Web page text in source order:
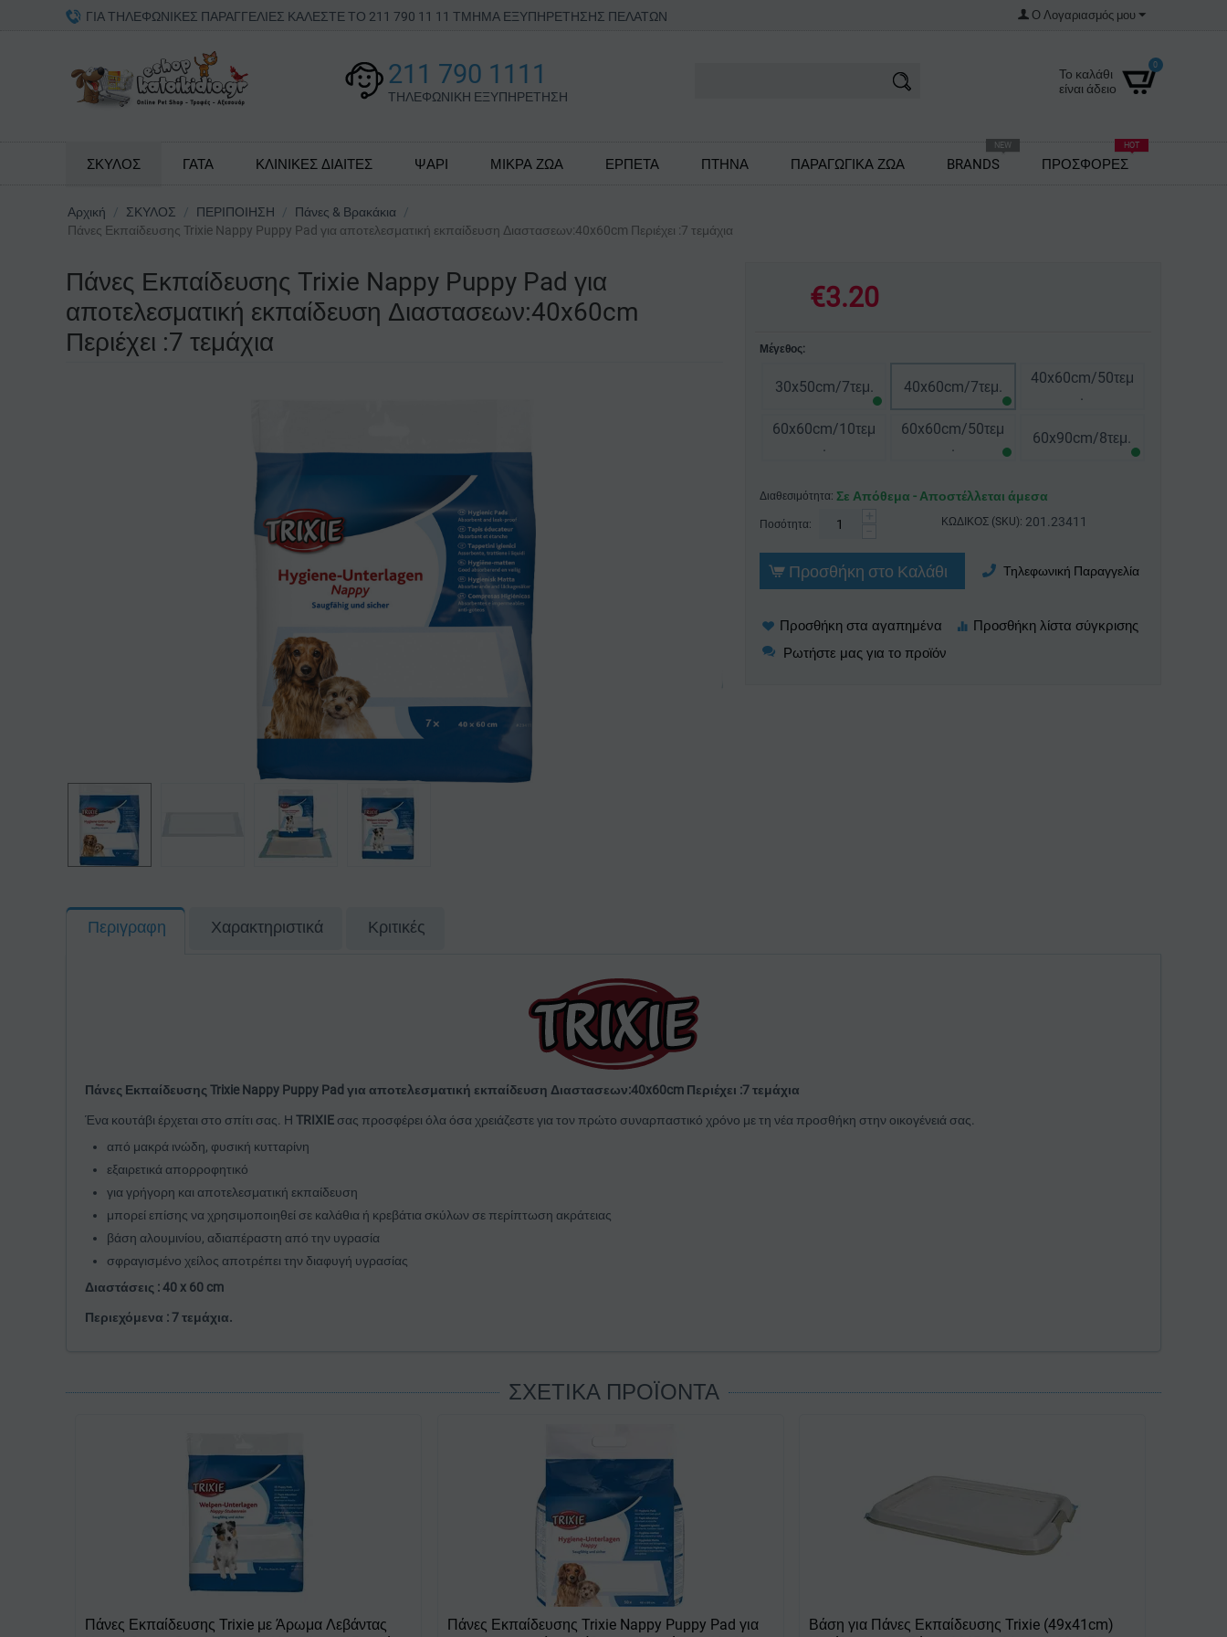
ΓΙΑ ΤΗΛΕΦΩΝΙΚΕΣ ΠΑΡΑΓΓΕΛΙΕΣ ΚΑΛΕΣΤΕ ΤΟ 211 790 11 11 ΤΜΗΜΑ ΕΞΥΠΗΡΕΤΗΣΗΣ ΠΕΛΑΤΩΝ Ο Λογαριασμός μου
211 790 1111
ΤΗΛΕΦΩΝΙΚΗ ΕΞΥΠΗΡΕΤΗΣΗ
Το καλάθι
είναι άδειο
0
ΣΚΥΛΟΣ ΓΑΤΑ ΚΛΙΝΙΚΕΣ ΔΙΑΙΤΕΣ ΨΑΡΙ ΜΙΚΡΑ ΖΩΑ ΕΡΠΕΤΑ ΠΤΗΝΑ ΠΑΡΑΓΩΓΙΚΑ ΖΩΑ BRANDS
NEW
ΠΡΟΣΦΟΡΕΣ
HOT
Αρχική / ΣΚΥΛΟΣ / ΠΕΡΙΠΟΙΗΣΗ / Πάνες & Βρακάκια /
Πάνες Εκπαίδευσης Trixie Nappy Puppy Pad για αποτελεσματική εκπαίδευση Διαστασεων:40x60cm Περιέχει :7 τεμάχια
Πάνες Εκπαίδευσης Trixie Nappy Puppy Pad για
αποτελεσματική εκπαίδευση Διαστασεων:40x60cm
Περιέχει :7 τεμάχια
€3.20
Μέγεθος:
30x50cm/7τεμ. 40x60cm/7τεμ.
40x60cm/50τεμ
.
60x60cm/10τεμ
.
60x60cm/50τεμ
.
60x90cm/8τεμ.
Διαθεσιμότητα: Σε Απόθεμα - Αποστέλλεται άμεσα
ΚΩΔΙΚΟΣ (SKU): 201.23411
Ποσότητα:
Προσθήκη στο Καλάθι Τηλεφωνική Παραγγελία
Ρωτήστε μας για το προϊόν
Περιγραφη Χαρακτηριστικά Κριτικές
Πάνες Εκπαίδευσης Trixie Nappy Puppy Pad για αποτελεσματική εκπαίδευση Διαστασεων:40x60cm Περιέχει :7 τεμάχια
Ένα κουτάβι έρχεται στο σπίτι σας. Η TRIXIE σας προσφέρει όλα όσα χρειάζεστε για τον πρώτο συναρπαστικό χρόνο με τη νέα προσθήκη στην οικογένειά σας.
από μακρά ινώδη, φυσική κυτταρίνη
εξαιρετικά απορροφητικό
για γρήγορη και αποτελεσματική εκπαίδευση
μπορεί επίσης να χρησιμοποιηθεί σε καλάθια ή κρεβάτια σκύλων σε περίπτωση ακράτειας
βάση αλουμινίου, αδιαπέραστη από την υγρασία
σφραγισμένο χείλος αποτρέπει την διαφυγή υγρασίας
Διαστάσεις : 40 x 60 cm
Περιεχόμενα : 7 τεμάχια.
ΣΧΕΤΙΚΑ ΠΡΟΪΟΝΤΑ
Πάνες Εκπαίδευσης Trixie με Άρωμα Λεβάντας
Πάνες Εκπαίδευσης Trixie Nappy Puppy Pad για
Βάση για Πάνες Εκπαίδευσης Trixie (49x41cm)